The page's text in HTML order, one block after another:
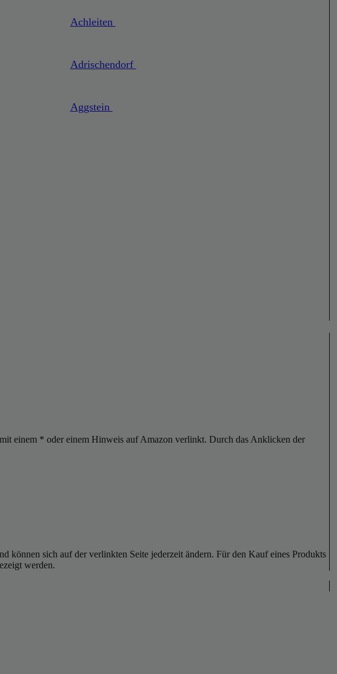
Achleiten
Adrischendorf
Aggstein
einem * oder einem Hinweis auf Amazon verlinkt. Durch das Anklicken der
können sich auf der verlinkten Seite jederzeit ändern. Für den Kauf eines Produkts
werden.